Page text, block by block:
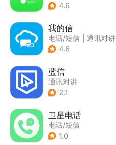
4.6
我的信
电话/短信
通讯对讲
4.6
蓝信
通讯对讲
2.1
卫星电话
电话/短信
1.0